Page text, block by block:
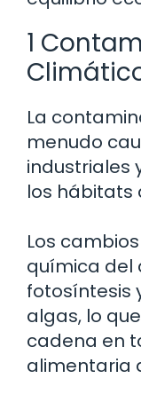
1
La
menudo
industriales
los hábitats
Los
química del
fotosíntesis
algas, lo
cadena en
alimentaria